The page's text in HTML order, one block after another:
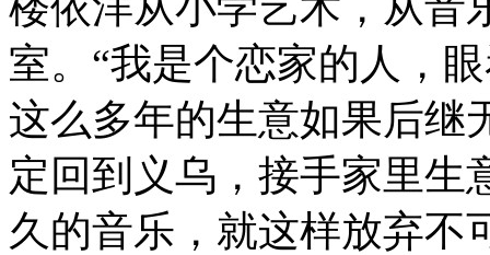
室。“我是个恋家的人，
这么多年的生意如果后继
定回到义乌，接手家里生
久的音乐，就这样放弃不